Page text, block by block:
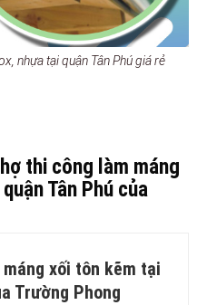
nhựa tại quận Tân Phú giá rẻ
thi công làm máng
Tân Phú của
xối tôn kẽm tại
Trường Phong